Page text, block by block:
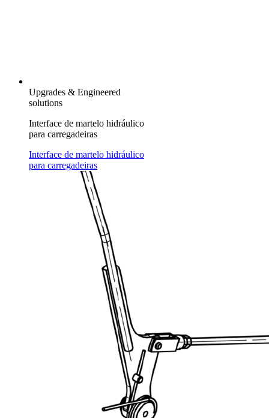
Upgrades & Engineered
solutions
Interface de martelo hidráulico
para carregadeiras
Interface de martelo hidráulico
para carregadeiras